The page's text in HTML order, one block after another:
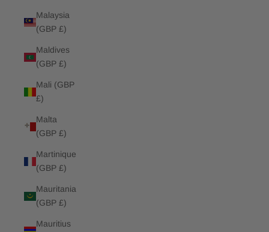
Malaysia
(GBP £)
Maldives
(GBP £)
Mali (GBP
£)
Malta
(GBP £)
Martinique
(GBP £)
Mauritania
(GBP £)
Mauritius